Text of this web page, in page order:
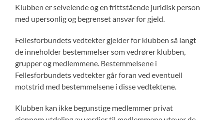
Klubben er selveiende og en frittstående juridisk person
med upersonlig og begrenset ansvar for gjeld.
Fellesforbundets vedtekter gjelder for klubben så langt
de inneholder bestemmelser som vedrører klubben,
grupper og medlemmene. Bestemmelsene i
Fellesforbundets vedtekter går foran ved eventuell
motstrid med bestemmelsene i disse vedtektene.
Klubben kan ikke begunstige medlemmer privat